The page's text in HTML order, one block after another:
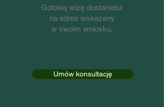
Gotową wizę dostaniesz
na adres wskazany
w swoim wniosku.
Umów konsultację